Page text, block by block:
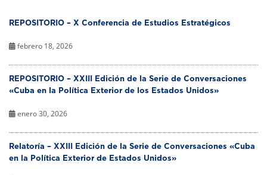
REPOSITORIO – X Conferencia de Estudios Estratégicos
febrero 18, 2026
REPOSITORIO – XXIII Edición de la Serie de Conversaciones
«Cuba en la Política Exterior de los Estados Unidos»
enero 30, 2026
Relatoría – XXIII Edición de la Serie de Conversaciones «Cuba
en la Política Exterior de Estados Unidos»